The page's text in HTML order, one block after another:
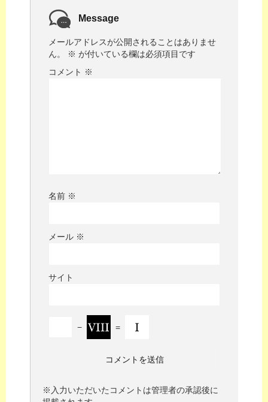
Message
メールアドレスが公開されることはありませ
ん。
※ が付いている欄は必須項目です
コメント ※
名前 ※
メール ※
サイト
− =
※入力いただいたコメントは管理者の承認後に